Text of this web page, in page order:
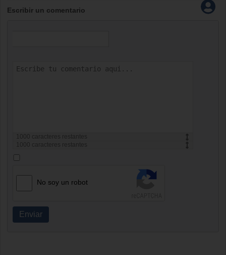
Escribir un comentario
caracteres restantes
caracteres restantes
No soy un robot
Enviar